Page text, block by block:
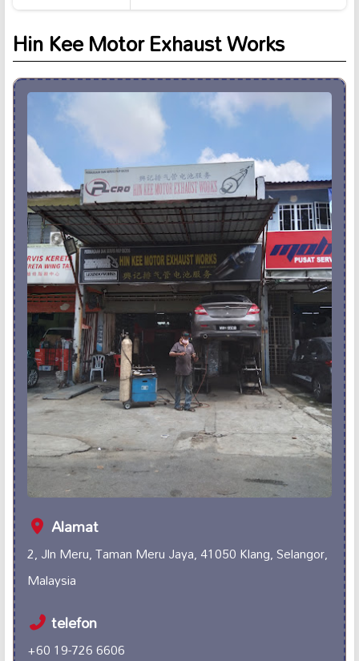
Hin Kee Motor Exhaust Works
Alamat
2, Jln Meru, Taman Meru Jaya, 41050 Klang, Selangor,
Malaysia
telefon
+60 19-726 6606